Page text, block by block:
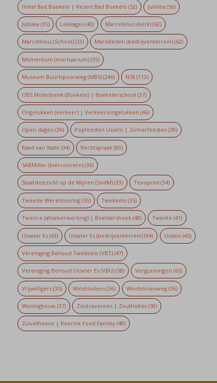
Hotel Bad Boekelo | Resort Bad Boekelo (52) Jubilea (56)
Jubilea (35) Lekkages (40) Marcellinus (kerk)(62)
Marcellinus (School)(33) Marssteden (bedrijventerrein) (62)
Momentum (mortuarium)(35)
Museum Buurtspoorweg (MBS)(246) N18 (113)
OBS Molenbeek (Boekelo) | Boekelerschool (37)
Ongelukken (verkeer) | Verkeersongelukken (46)
Open dagen (36) Popfeesten Usselo | Zomerfeesten (39)
Raad van State (34) Rechtspraak (80)
SABMiller (bierconcern)(36)
Staatstoezicht op de Mijnen (SodM)(33) Texoprint (34)
Tweede Wereldoorlog(55) Twekkelo (35)
Twence (afvalverwerking) | Boeldershoek(48) Twente (41)
Usseler Es(63) Usseler Es (bedrijventerrein) (94) Usselo (45)
Vereniging Behoud Twekkelo (VBT)(47)
Vereniging Behoud Usseler Es (VBU)(38) Vergunningen (65)
Vrijwilligers(35) Windmolens (36) Windmolenweg(36)
Woningbouw(37) Zoutcavernes | Zoutholtes (59)
Zuivelhoeve | Roerink Food Familiy(48)